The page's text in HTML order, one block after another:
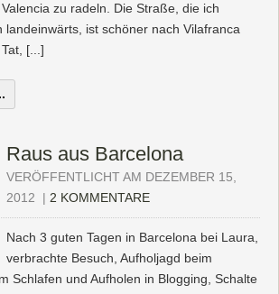
zu radeln. Die Straße, die ich
landeinwärts, ist schöner nach Vilafranca
[...]
Raus aus Barcelona
VERÖFFENTLICHT AM DEZEMBER 15,
2012
| 2 KOMMENTARE
Nach 3 guten Tagen in Barcelona bei Laura,
verbrachte Besuch, Aufholjagd beim
Schlafen und Aufholen in Blogging, Schalte